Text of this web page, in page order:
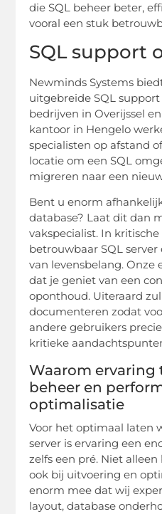
die SQL beheer beter,
vooral een stuk
SQL support
Newminds Systems
uitgebreide SQL
bedrijven in Overijssel
kantoor in Hengelo
specialisten op afstand
locatie om een SQL
migreren naar een
Bent u enorm
database? Laat dit dan
vakspecialist. In
betrouwbaar SQL
van levensbelang. Onze
dat je geniet van een
oponthoud. Uiteraard
documenteren zodat
andere gebruikers
kritieke
Waarom ervaring
beheer en
optimalisatie
Voor het optimaal laten
server is ervaring een
zelfs een pré. Niet
ook bij uitvoering en
enorm mee dat wij
layout, database